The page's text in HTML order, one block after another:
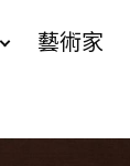
藝術家